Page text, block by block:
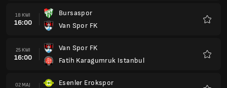
18 KWI
16:00
Bursaspor
Van Spor FK
25 KWI
16:00
Van Spor FK
Fatih Karagumruk Istanbul
02 MAJ Esenler Erokspor